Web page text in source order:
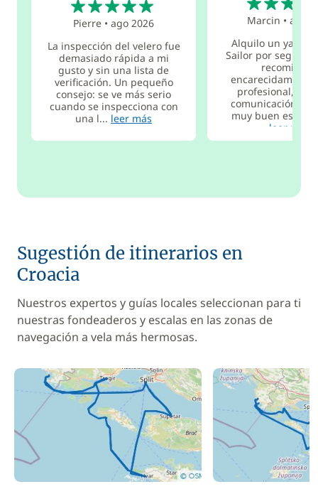
Pierre •ago 2026
La inspección del velero fue
demasiado rápida a mi
gusto y sin una lista de
verificación. Un pequeño
consejo: se ve más serio
cuando se inspecciona con
una l... leer más
Marcin • ago
Alquilo un yate
Sailor por segunda
recomiendo
profesional,
comunicación. El
muy buen
leer más
Sugestión de itinerarios en
Croacia
Nuestros expertos y guías locales seleccionan para ti
nuestras fondeaderos y escalas en las zonas de
navegación a vela más hermosas.